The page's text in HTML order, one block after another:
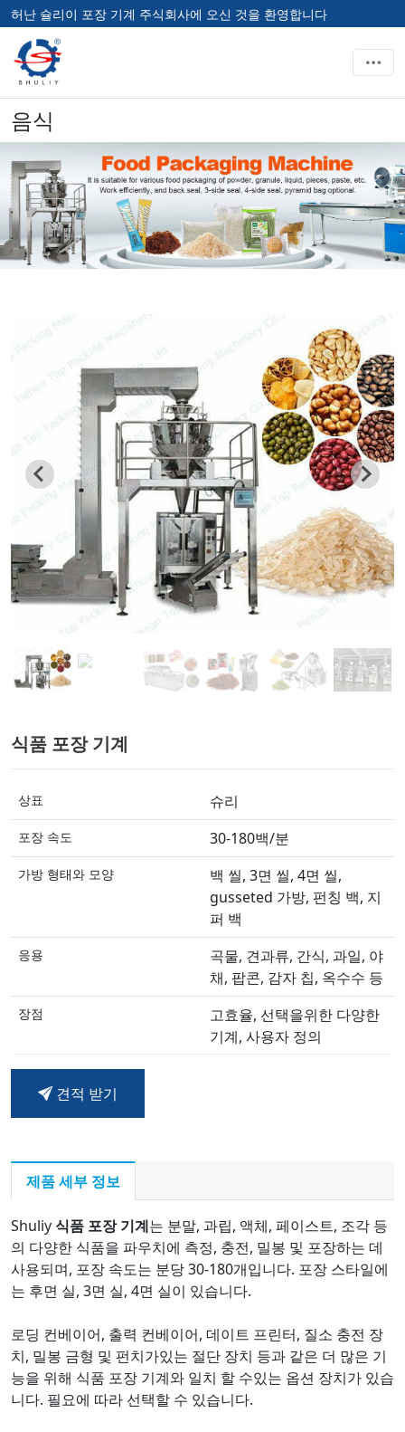
허난 슐리이 포장 기계 주식회사에 오신 것을 환영합니다
음식
식품 포장 기계
상표 슈리
포장 속도 30-180백/분
가방 형태와 모양
백 씰, 3면 씰, 4면 씰,
gusseted 가방, 펀칭 백, 지
퍼 백
응용
곡물, 견과류, 간식, 과일, 야
채, 팝콘, 감자 칩, 옥수수 등
장점
고효율, 선택을위한 다양한
기계, 사용자 정의
서비스
견적 받기
제품 세부 정보
Shuliy 식품 포장 기계는 분말, 과립, 액체, 페이스트, 조각 등
의 다양한 식품을 파우치에 측정, 충전, 밀봉 및 포장하는 데
사용되며, 포장 속도는 분당 30-180개입니다. 포장 스타일에
는 후면 실, 3면 실, 4면 실이 있습니다.
로딩 컨베이어, 출력 컨베이어, 데이트 프린터, 질소 충전 장
치, 밀봉 금형 및 펀치가있는 절단 장치 등과 같은 더 많은 기
능을 위해 식품 포장 기계와 일치 할 수있는 옵션 장치가 있습
니다. 필요에 따라 선택할 수 있습니다.